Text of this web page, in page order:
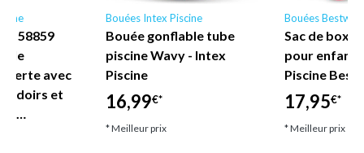
- 58859
avec
et
Bouées Intex Piscine
Bouée gonflable tube
piscine Wavy - Intex
Piscine
16,99€*
* Meilleur prix
Bouées Bestway
Sac de boxe
pour
Piscine
17,95€*
* Meilleur prix